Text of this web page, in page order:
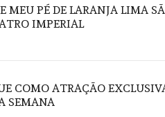
MEU PÉ DE LARANJA LIMA
IMPERIAL
COMO ATRAÇÃO
SEMANA